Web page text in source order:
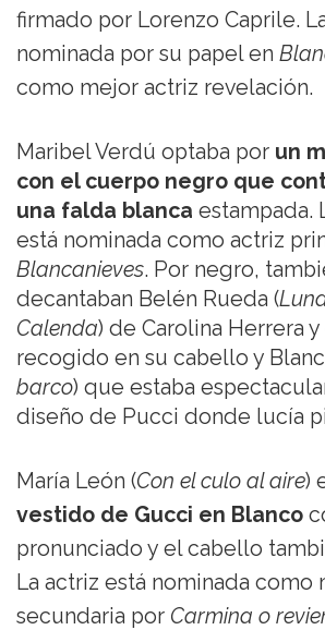
firmado por Lorenzo Caprile.
nominada por su papel en
como mejor actriz revelación.
Maribel Verdú optaba por un
con el cuerpo negro que
una falda blanca estampada.
está nominada como actriz
Blancanieves. Por negro,
decantaban Belén Rueda (
Calenda) de Carolina Herrera
recogido en su cabello y
barco) que estaba
diseño de Pucci donde lucía
María León (Con el culo al aire)
vestido de Gucci en Blanco
pronunciado y el cabello
La actriz está nominada como
secundaria por Carmina o